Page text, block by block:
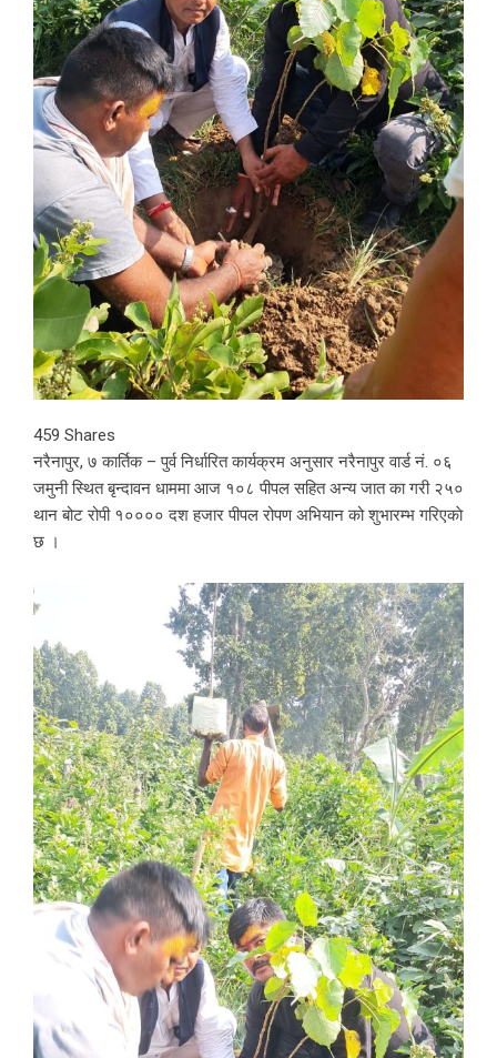
459 Shares
नरैनापुर, ७ कार्तिक – पुर्व निर्धारित कार्यक्रम अनुसार नरैनापुर वार्ड नं. ०६
जमुनी स्थित बृन्दावन धाममा आज १०८ पीपल सहित अन्य जात का गरी २५०
थान बोट रोपी १०००० दश हजार पीपल रोपण अभियान को शुभारम्भ गरिएकाे
छ ।